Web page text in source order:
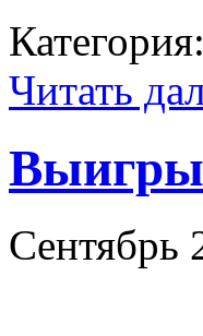
Категория:
Читать
Сентябрь